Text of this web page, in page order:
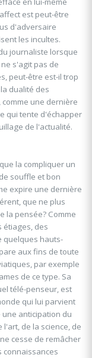
est peut-être
d'adversaire
les incultes.
journaliste lorsque
s'agit pas de
peut-être est-il trop
dualité des
une dernière
qui tente d'échapper
de l'actualité.
la compliquer un
souffle et bon
expire une dernière
que ne plus
la pensée? Comme
étiages, des
quelques hauts-
aux fins de toute
par exemple
de ce type. Sa
télé-penseur, est
qui lui parvient
une anticipation du
de la science, de
cesse de remâcher
connaissances